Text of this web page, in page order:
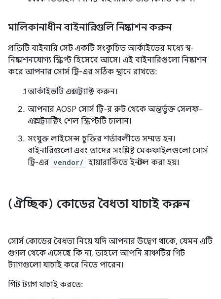
মালিকানাধীন বাইনারিগুলি নিষ্কাশন করুন
প্রতিটি বাইনারি সেট একটি সংকুচিত আর্কাইভের মধ্যে স্ব-
নিষ্কাশনযোগ্য স্ক্রিপ্ট হিসেবে আসে। এই বাইনারিগুলো নিষ্কাশন
করে আপনার সোর্স ট্রি-এর সঠিক স্থানে রাখতে:
আর্কাইভটি এক্সট্র্যাক্ট করুন।
আপনার AOSP সোর্স ট্রি-র রুট থেকে অন্তর্ভুক্ত সেলফ-
এক্সট্র্যাক্টিং শেল স্ক্রিপ্টটি চালান।
সংযুক্ত লাইসেন্স চুক্তির শর্তাবলীতে সম্মত হন।
বাইনারিগুলো এবং তাদের সংশ্লিষ্ট মেকফাইলগুলো সোর্স
ট্রি-এর vendor/ হায়ারার্কিতে ইনস্টল করা হয়।
(ঐচ্ছিক) কোডের বৈধতা যাচাই করুন
সোর্স কোডের বৈধতা নিয়ে যদি আপনার উদ্বেগ থাকে, যেমন এটি
গুগল থেকে এসেছে কি না, তাহলে আপনি ব্রাঞ্চটির গিট
ট্যাগগুলো যাচাই করে নিতে পারেন।
গিট ট্যাগ যাচাই করতে: